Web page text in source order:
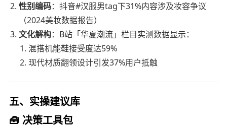
性别编码：抖音#汉服男tag下31%内容涉及妆容争议
（2024美妆数据报告）
文化解构：B站「华夏潮流」栏目实测数据显示：
混搭机能鞋接受度达59%
现代材质翻领设计引发37%用户抵触
五、实操建议库
🧰 决策工具包